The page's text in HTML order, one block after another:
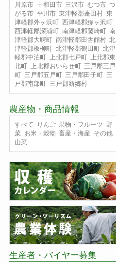
川原市 十和田市 三沢市 むつ市 つ
がる市 平川市 東津軽郡蓬田村 東
津軽郡外ヶ浜町 西津軽郡鰺ヶ沢町
西津軽郡深浦町 南津軽郡藤崎町 南
津軽郡大鰐町 南津軽郡田舎館村 北
津軽郡板柳町 北津軽郡鶴田町 北津
軽郡中泊町
上北郡七戸町
上北郡東
北町
上北郡おいらせ町 三戸郡三戸
町 三戸郡五戸町 三戸郡田子町 三
戸郡南部町 三戸郡新郷村
農産物・商品情報
すべて りんご 果物・フルーツ 野
菜 お米・穀物 畜産・海産 その他
山菜
生産者・バイヤー募集